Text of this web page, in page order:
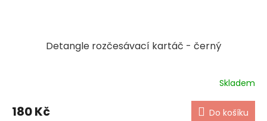
Detangle rozčesávací kartáč - černý
Skladem
180 Kč Do košíku